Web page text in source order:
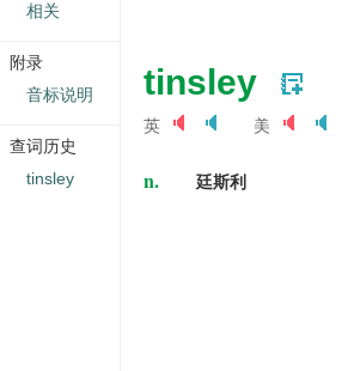
tinsley
英 美
n. 廷斯利
相关
附录
音标说明
查词历史
tinsley